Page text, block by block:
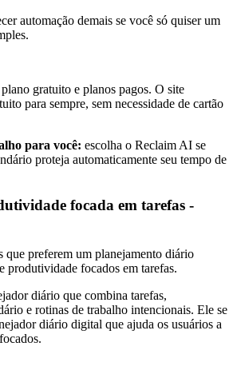
automação demais se você só quiser um
gratuito e planos pagos. O site
para sempre, sem necessidade de cartão
para você: escolha o Reclaim AI se
proteja automaticamente seu tempo de
focada em tarefas -
que preferem um planejamento diário
produtividade focados em tarefas.
diário que combina tarefas,
e rotinas de trabalho intencionais. Ele se
diário digital que ajuda os usuários a